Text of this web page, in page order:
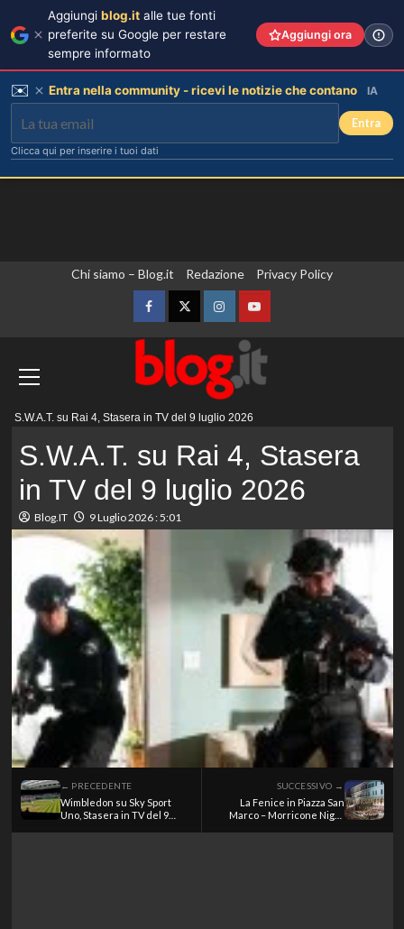
Chi siamo – Blog.it Redazione Privacy Policy
FacebookTwitterInstagramYouTube
S.W.A.T. su Rai 4, Stasera in TV del 9 luglio 2026
S.W.A.T. su Rai 4, Stasera
in TV del 9 luglio 2026
Blog.IT 9 Luglio 2026 : 5:01
← PRECEDENTE
Wimbledon su Sky Sport
Uno, Stasera in TV del 9
SUCCESSIVO →
La Fenice in Piazza San
Marco – Morricone Night
Aggiungi blog.it alle tue fonti
preferite su Google per restare
sempre informato
Aggiungi ora
✉️ Entra nella community - ricevi le notizie che contano IA
Entra
Clicca qui per inserire i tuoi dati